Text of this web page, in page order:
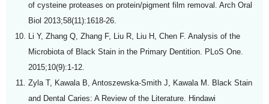
of cysteine proteases on protein/pigment film removal. Arch Oral
Biol 2013;58(11):1618-26.
Li Y, Zhang Q, Zhang F, Liu R, Liu H, Chen F. Analysis of the
Microbiota of Black Stain in the Primary Dentition. PLoS One.
2015;10(9):1-12.
Zyla T, Kawala B, Antoszewska-Smith J, Kawala M. Black Stain
and Dental Caries: A Review of the Literature. Hindawi